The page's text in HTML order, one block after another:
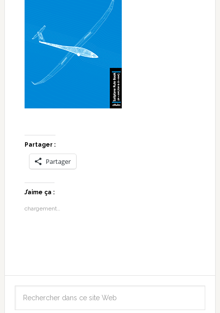
Partager :
Partager
J’aime ça :
chargement…